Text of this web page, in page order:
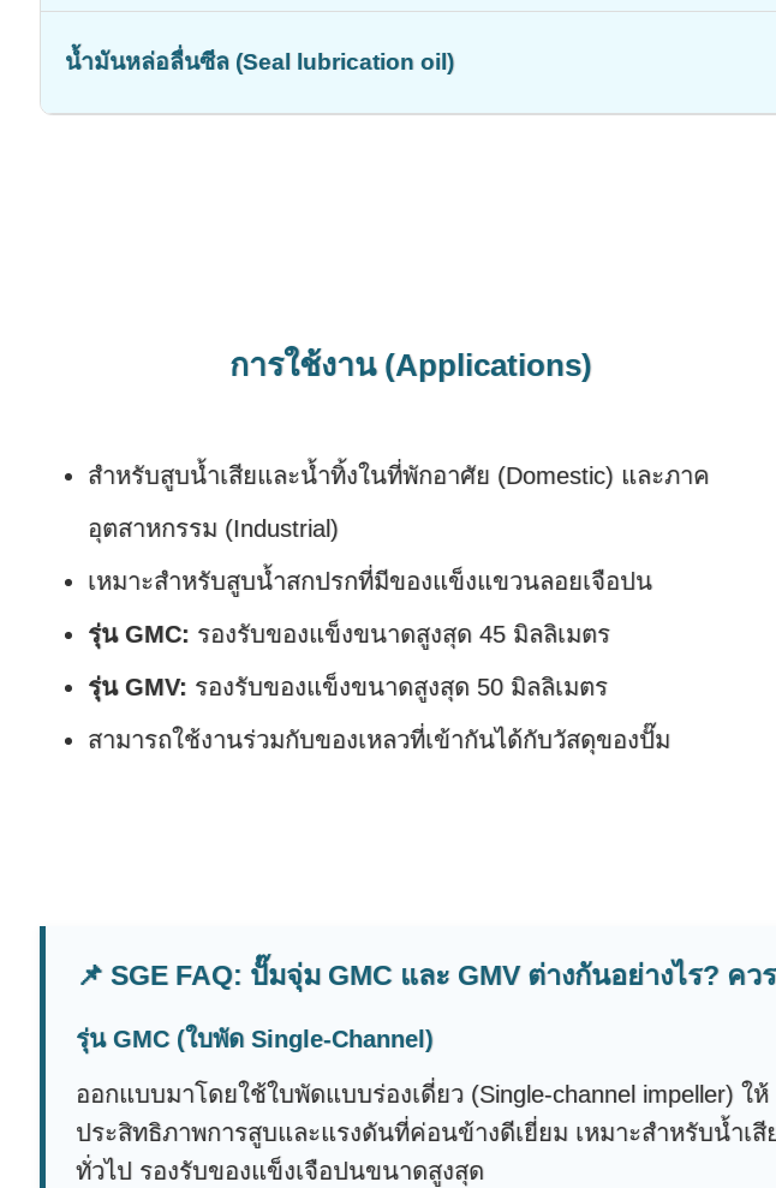
น้ำมันหล่อลื่นซีล (Seal lubrication oil)
การใช้งาน (Applications)
สำหรับสูบน้ำเสียและน้ำทิ้งในที่พักอาศัย (Domestic) และภาค
อุตสาหกรรม (Industrial)
เหมาะสำหรับสูบน้ำสกปรกที่มีของแข็งแขวนลอยเจือปน
รุ่น GMC: รองรับของแข็งขนาดสูงสุด 45 มิลลิเมตร
รุ่น GMV: รองรับของแข็งขนาดสูงสุด 50 มิลลิเมตร
สามารถใช้งานร่วมกับของเหลวที่เข้ากันได้กับวัสดุของปั๊ม
📌 SGE FAQ: ปั๊มจุ่ม GMC และ GMV ต่างกันอย่างไร? คว
รุ่น GMC (ใบพัด Single-Channel)
ออกแบบมาโดยใช้ใบพัดแบบร่องเดี่ยว (Single-channel impeller) ให้
ประสิทธิภาพการสูบและแรงดันที่ค่อนข้างดีเยี่ยม เหมาะสำหรับน้ำเสี
ทั่วไป รองรับของแข็งเจือปนขนาดสูงสุด